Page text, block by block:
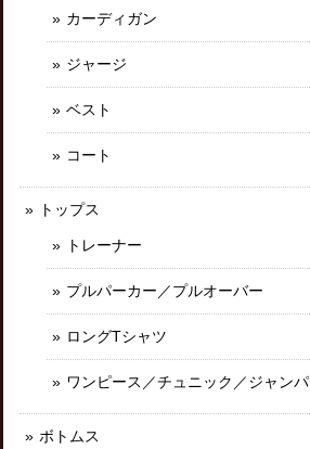
カーディガン
ジャージ
ベスト
コート
トップス
トレーナー
プルパーカー／プルオーバー
ロングTシャツ
ワンピース／チュニック／ジャン
ボトムス